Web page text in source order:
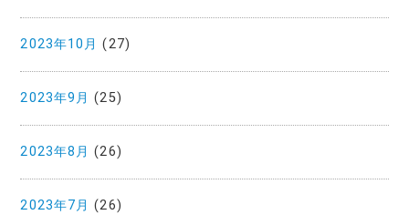
2023年10月 (27)
2023年9月 (25)
2023年8月 (26)
2023年7月 (26)